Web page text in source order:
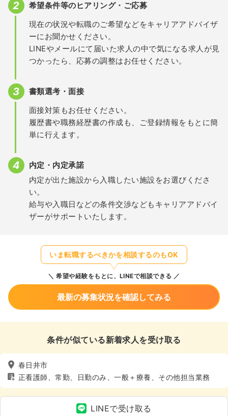
希望条件等のヒアリング・ご応募
現在の状況や転職のご希望などをキャリアアドバイザ
ーにお聞かせください。
LINEやメールにて届いた求人の中で気になる求人が見
つかったら、応募の調整はお任せください。
書類選考・面接
面接対策もお任せください。
履歴書や職務経歴書の作成も、ご登録情報をもとに簡
単に行えます。
内定・内定承諾
内定が出た施設から入職したい施設をお選びくださ
い。
給与や入職日などの条件交渉などもキャリアアドバイ
ザーがサポートいたします。
いま転職するべきかを相談するのもOK
希望や経験をもとに、LINEで相談できる
最新の募集状況を確認してみる
条件が似ている新着求人を受け取る
春日井市
正看護師、常勤、日勤のみ、一般＋療養、その他担当業務
LINEで受け取る